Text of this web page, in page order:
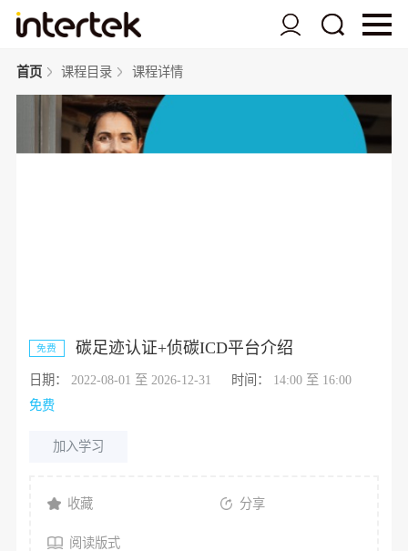
首页 课程目录 课程详情
免费 碳足迹认证+侦碳ICD平台介绍
日期： 2022-08-01 至 2026-12-31 时间：
14:00 至 16:00
免费
加入学习
收藏 分享
阅读版式